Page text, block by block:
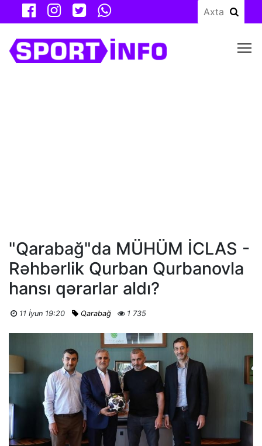
"Qarabağ"da MÜHÜM İCLAS -
Rəhbərlik Qurban Qurbanovla
hansı qərarlar aldı?
11 İyun 19:20 Qarabağ 1 735